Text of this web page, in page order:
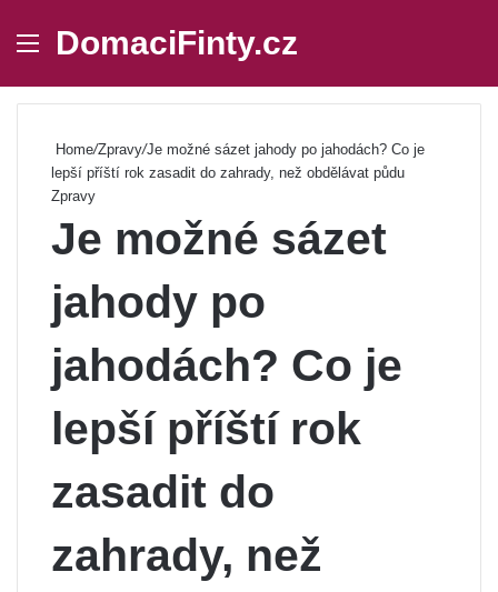
Menu
DomaciFinty.cz
Home/Zpravy/Je možné sázet jahody po jahodách? Co je
lepší příští rok zasadit do zahrady, než obdělávat půdu
Zpravy
Je možné sázet
jahody po
jahodách? Co je
lepší příští rok
zasadit do
zahrady, než